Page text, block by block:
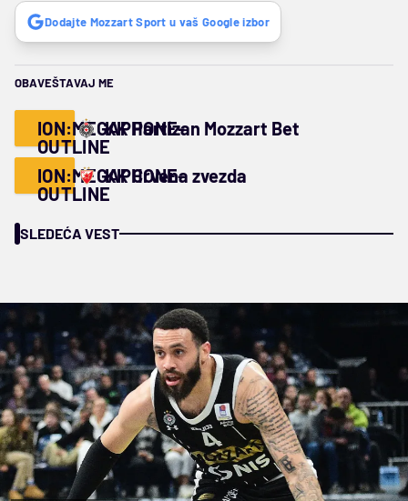
Dodajte Mozzart Sport u vaš Google izbor
OBAVEŠTAVAJ ME
ION:MEGAPHONE-
OUTLINE
KK Partizan Mozzart Bet
ION:MEGAPHONE-
OUTLINE
KK Crvena zvezda
SLEDEĆA VEST